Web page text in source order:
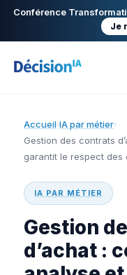
Conférence
Je
Accueil›IA par métier›
Gestion des contrats
garantit le respect des
IA PAR MÉTIER
Gestion
d’achat :